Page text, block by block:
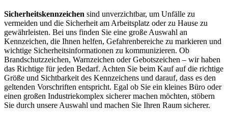
Sicherheitskennzeichen sind unverzichtbar, um Unfälle zu
vermeiden und die Sicherheit am Arbeitsplatz oder zu Hause zu
gewährleisten. Bei uns finden Sie eine große Auswahl an
Kennzeichen, die Ihnen helfen, Gefahrenbereiche zu markieren und
wichtige Sicherheitsinformationen zu kommunizieren. Ob
Brandschutzzeichen, Warnzeichen oder Gebotszeichen – wir haben
das Richtige für jeden Bedarf. Achten Sie beim Kauf auf die richtige
Größe und Sichtbarkeit des Kennzeichens und darauf, dass es den
geltenden Vorschriften entspricht. Egal ob Sie ein kleines Büro oder
einen großen Industriekomplex sicherer machen möchten, stöbern
Sie durch unsere Auswahl und machen Sie Ihren Raum sicherer.